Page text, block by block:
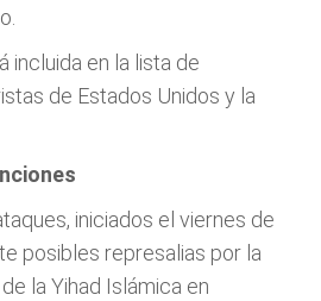
incluida en la lista de
de Estados Unidos y la
, iniciados el viernes de
posibles represalias por la
la Yihad Islámica en